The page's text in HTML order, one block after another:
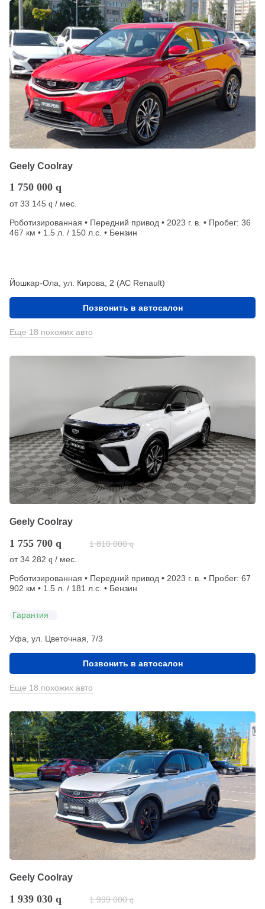
Geely Coolray
1 750 000 q
от33 145 q / мес.
Роботизированная • Передний привод • 2023 г. в. • Пробег: 36
467 км • 1.5 л. / 150 л.с. • Бензин
Йошкар-Ола, ул. Кирова, 2 (АС Renault)
Позвонить в автосалон
Еще 18 похожих авто
Geely Coolray
1 755 700 q 1 810 000 q
от34 282 q / мес.
Роботизированная • Передний привод • 2023 г. в. • Пробег: 67
902 км • 1.5 л. / 181 л.с. • Бензин
Гарантия
Уфа, ул. Цветочная, 7/3
Позвонить в автосалон
Еще 18 похожих авто
Geely Coolray
1 939 030 q 1 999 000 q